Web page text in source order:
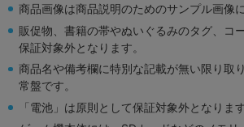
商品画像は商品説明のためのサンプル画像に
販促物、書籍の帯やぬいぐるみのタグ、コ
保証対象外となります。
商品名や備考欄に特別な記載が無い限り取
常盤です。
「電池」は原則として保証対象外となります